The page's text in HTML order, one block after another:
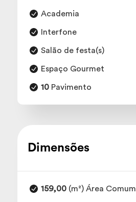
Academia
Interfone
Salão de festa(s)
Espaço Gourmet
10Pavimento
Dimensões
159,00(m²) Área Comum